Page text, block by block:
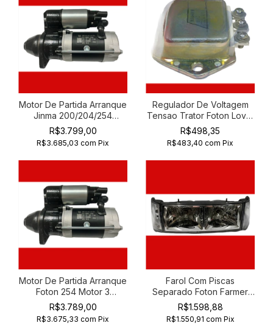
Motor De Partida Arranque
Jinma 200/204/254
Qdj1332a 12v 2.5
R$3.799,00
R$3.685,03 com Pix
Regulador De Voltagem
Tensao Trator Foton Lovol
254 12v
R$498,35
R$483,40 com Pix
Motor De Partida Arranque
Foton 254 Motor 3
Cilindros Km385
R$3.789,00
R$3.675,33 com Pix
Farol Com Piscas
Separado Foton Farmer
Divorale 454 504 Direito
R$1.598,88
R$1.550,91 com Pix